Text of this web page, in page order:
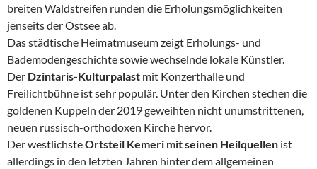
breiten Waldstreifen runden die Erholungsmöglichkeiten
jenseits der Ostsee ab.
Das städtische Heimatmuseum zeigt Erholungs- und
Bademodengeschichte sowie wechselnde lokale Künstler.
Der Dzintaris-Kulturpalast mit Konzerthalle und
Freilichtbühne ist sehr populär. Unter den Kirchen stechen die
goldenen Kuppeln der 2019 geweihten nicht unumstrittenen,
neuen russisch-orthodoxen Kirche hervor.
Der westlichsteOrtsteil Kemeri mit seinen Heilquellen ist
allerdings in den letzten Jahren hinter dem allgemeinen